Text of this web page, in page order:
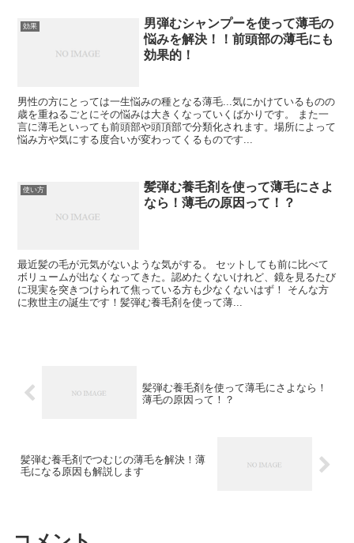
効果
男弾むシャンプーを使って薄毛の
悩みを解決！！前頭部の薄毛にも
効果的！
男性の方にとっては一生悩みの種となる薄毛...気にかけているものの
歳を重ねるごとにその悩みは大きくなっていくばかりです。 また一
言に薄毛といっても前頭部や頭頂部で分類化されます。場所によって
悩み方や気にする度合いが変わってくるものです...
使い方
髪弾む養毛剤を使って薄毛にさよ
なら！薄毛の原因って！？
最近髪の毛が元気がないような気がする。 セットしても前に比べて
ボリュームが出なくなってきた。認めたくないけれど、鏡を見るたび
に現実を突きつけられて焦っている方も少なくないはず！ そんな方
に救世主の誕生です！髪弾む養毛剤を使って薄...
髪弾む養毛剤を使って薄毛にさよなら！
薄毛の原因って！？
髪弾む養毛剤でつむじの薄毛を解決！薄
毛になる原因も解説します